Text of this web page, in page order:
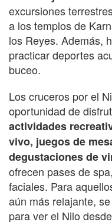
excursiones
a los templos de
los Reyes. Además,
practicar deportes
buceo.
Los cruceros por el
oportunidad de
actividades
vivo, juegos de
degustaciones de
ofrecen pases de
faciales. Para
aún más relajante,
para ver el Nilo